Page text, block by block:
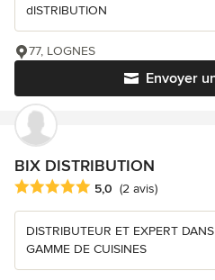
dISTRIBUTION
Envoyer
77, LOGNES
BIX DISTRIBUTION
Note moyenne : 5 étoiles sur 5
5,0 (2 avis)
DISTRIBUTEUR ET EXPERT
GAMME DE CUISINES